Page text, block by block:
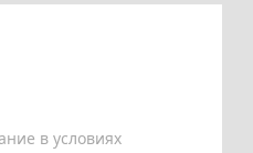
в условиях